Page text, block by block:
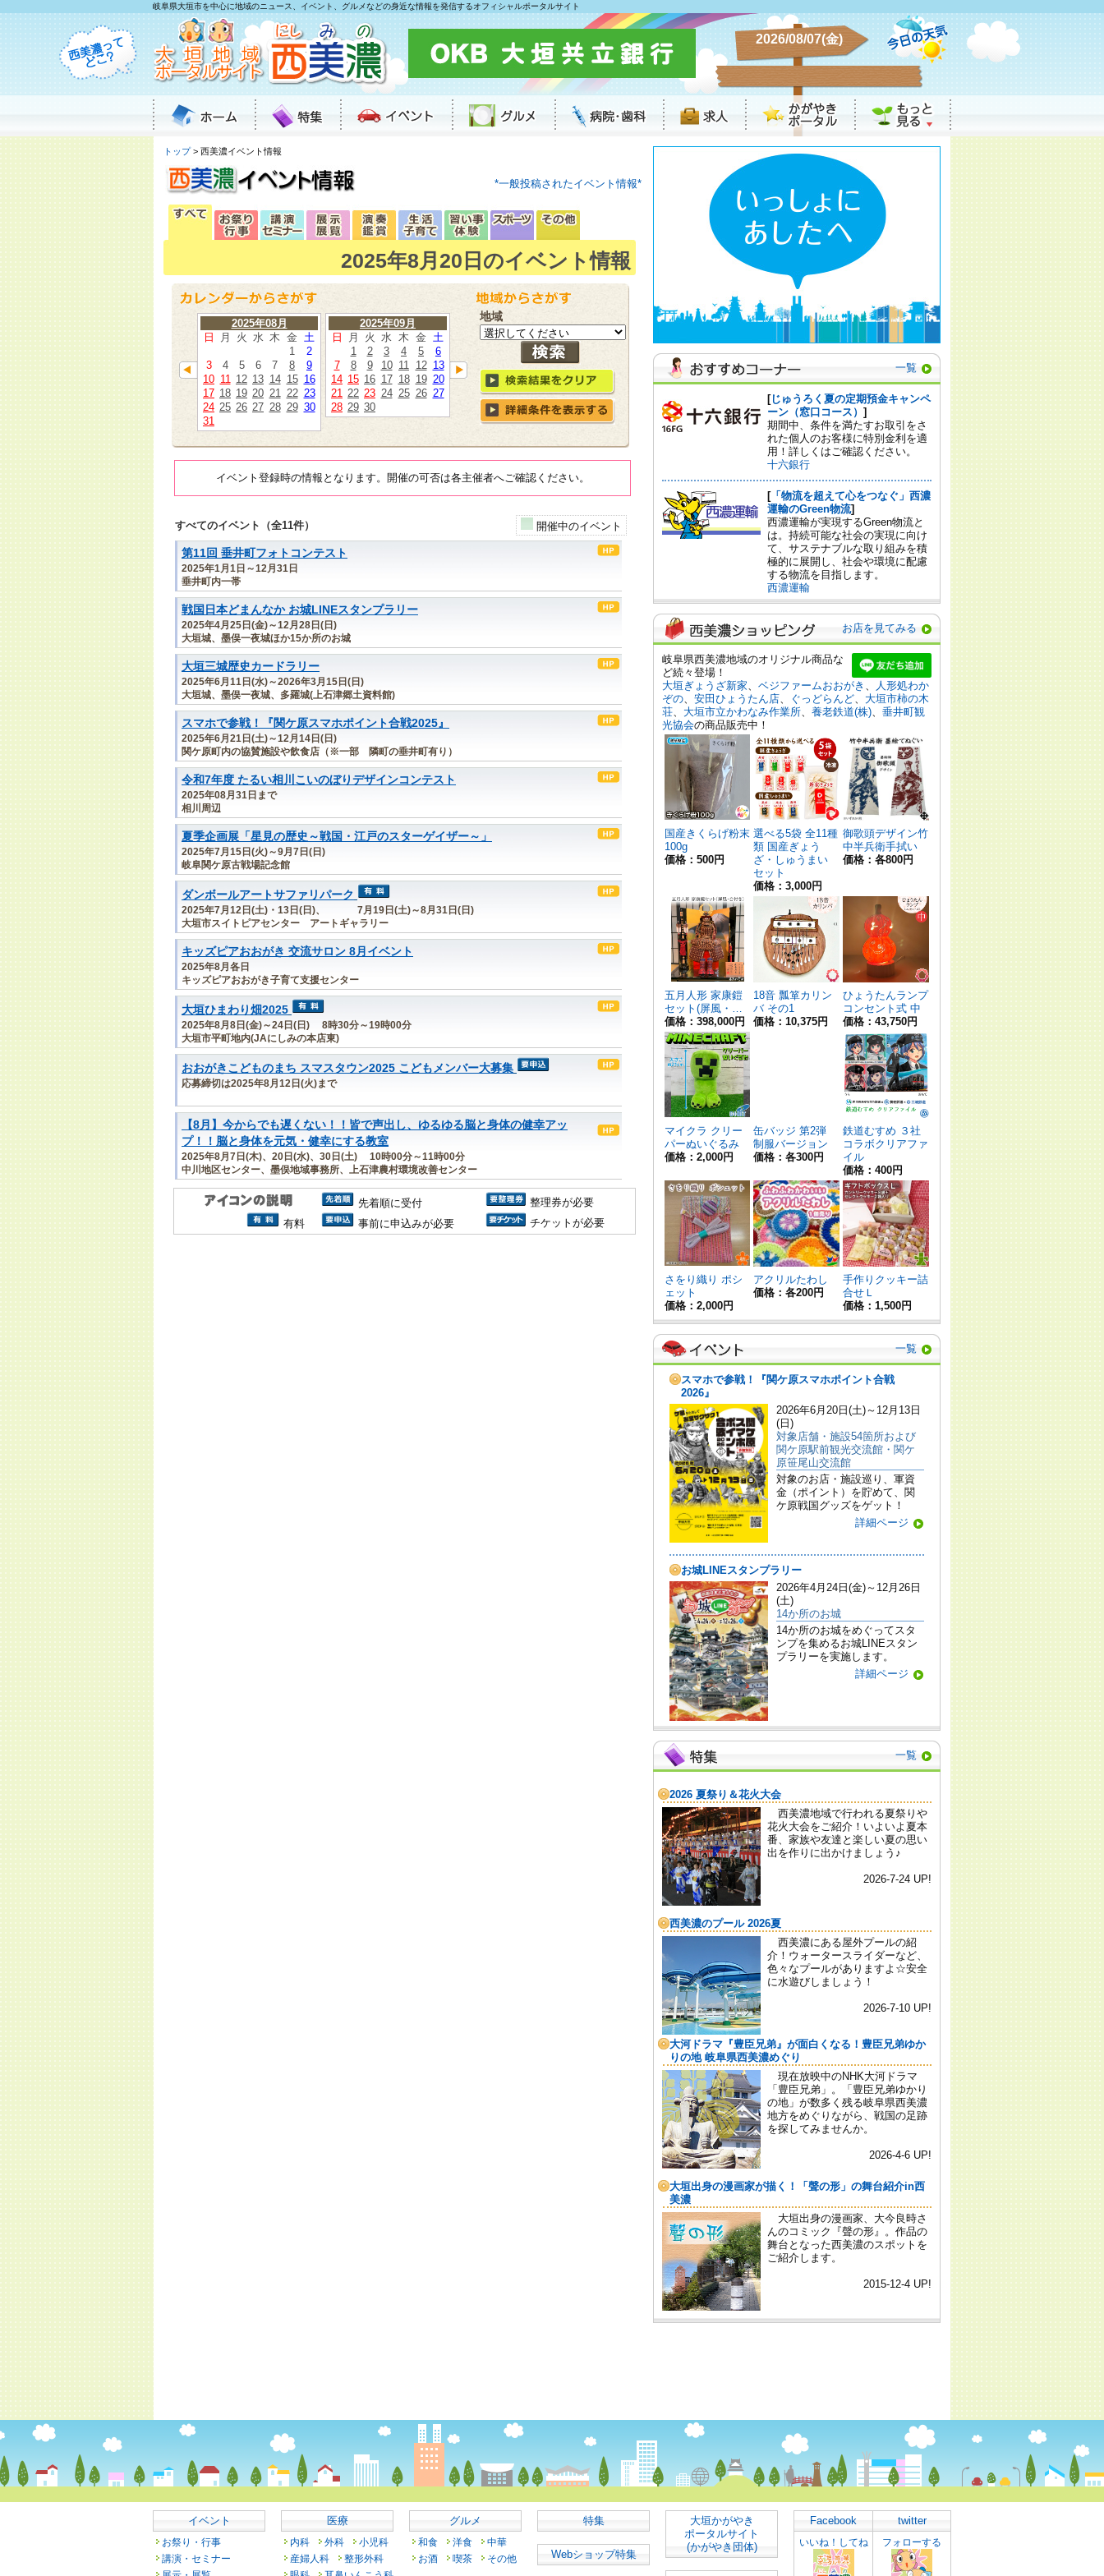
岐阜県大垣市を中心に地域のニュース、イベント、グルメなどの身近な情報を発信するオフィシャルポータルサイト
2026/08/07(金)
トップ> 西美濃イベント情報
*一般投稿されたイベント情報*
2025年8月20日のイベント情報
2025年08月
日
月 火 水 木 金 土
1
2
3
4 5 6 7 8
9
10 11 12 13 14 15 16
17 18 19 20 21 22 23
24 25 26 27 28 29 30
31
2025年09月
日
月 火 水 木 金 土
1
2 3 4 5
6
7
8 9 10 11 12 13
14 15 16 17 18 19 20
21 22 23 24 25 26 27
28 29 30
地域
イベント登録時の情報となります。開催の可否は各主催者へご確認ください。
すべてのイベント（全11件） 開催中のイベント
第11回 垂井町フォトコンテスト
2025年1月1日～12月31日
垂井町内一帯
戦国日本どまんなか お城LINEスタンプラリー
2025年4月25日(金)～12月28日(日)
大垣城、墨俣一夜城ほか15か所のお城
大垣三城歴史カードラリー
2025年6月11日(水)～2026年3月15日(日)
大垣城、墨俣一夜城、多羅城(上石津郷土資料館)
スマホで参戦！『関ケ原スマホポイント合戦2025』
2025年6月21日(土)～12月14日(日)
関ケ原町内の協賛施設や飲食店（※一部 隣町の垂井町有り）
令和7年度 たるい相川こいのぼりデザインコンテスト
2025年08月31日まで
相川周辺
夏季企画展「星見の歴史～戦国・江戸のスターゲイザー～」
2025年7月15日(火)～9月7日(日)
岐阜関ケ原古戦場記念館
ダンボールアートサファリパーク
2025年7月12日(土)・13日(日)、 7月19日(土)～8月31日(日)
大垣市スイトピアセンター アートギャラリー
キッズピアおおがき 交流サロン 8月イベント
2025年8月各日
キッズピアおおがき子育て支援センター
大垣ひまわり畑2025
2025年8月8日(金)～24日(日) 8時30分～19時00分
大垣市平町地内(JAにしみの本店東)
おおがきこどものまち スマスタウン2025 こどもメンバー大募集
応募締切は2025年8月12日(火)まで
【8月】今からでも遅くない！！皆で声出し、ゆるゆる脳と身体の健幸アッ
プ！！脳と身体を元気・健幸にする教室
2025年8月7日(木)、20日(水)、30日(土) 10時00分～11時00分
中川地区センター、墨俣地域事務所、上石津農村環境改善センター
先着順に受付
整理券が必要
有料
事前に申込みが必要 チケットが必要
イベント
お祭り・行事
講演・セミナー
医療
内科 外科
小児科
産婦人科
整形外科
グルメ
和食 洋食
中華
お酒
喫茶 その他
特集
Webショップ特集
大垣かがやき
ポータルサイト
(かがやき団体)
Facebook
いいね！してね
twitter
フォローする